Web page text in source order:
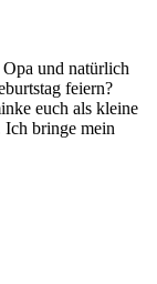
und natürlich
feiern?
euch als kleine
Ich bringe mein